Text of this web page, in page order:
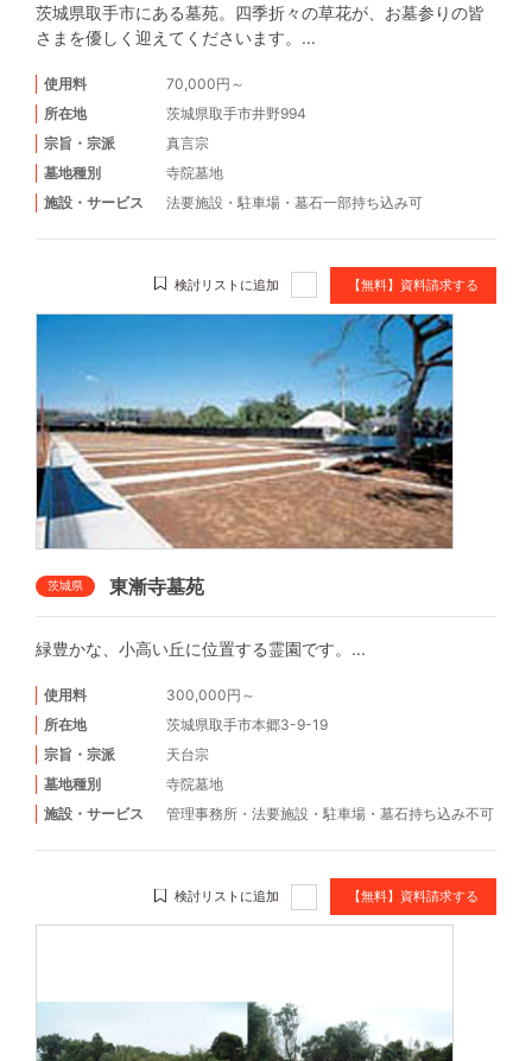
茨城県取手市にある墓苑。四季折々の草花が、お墓参りの皆
さまを優しく迎えてくださいます。...
使用料
70,000円～
所在地
茨城県取手市井野994
宗旨・宗派
真言宗
墓地種別
寺院墓地
施設・サービス
法要施設 ・ 駐車場 ・ 墓石一部持ち込み可
検討リストに追加 【無料】資料請求する
茨城県 東漸寺墓苑
緑豊かな、小高い丘に位置する霊園です。...
使用料
300,000円～
所在地
茨城県取手市本郷3-9-19
宗旨・宗派
天台宗
墓地種別
寺院墓地
施設・サービス
管理事務所 ・ 法要施設 ・ 駐車場 ・ 墓石持ち込み不可
検討リストに追加 【無料】資料請求する